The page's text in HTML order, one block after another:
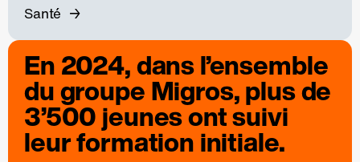
Santé
En 2024, dans l’ensemble
du groupe Migros, plus de
3’500 jeunes ont suivi
leur formation initiale.